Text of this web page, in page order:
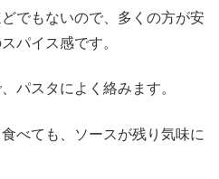
でもないので、多くの方が安
パイス感です。
パスタによく絡みます。
べても、ソースが残り気味に